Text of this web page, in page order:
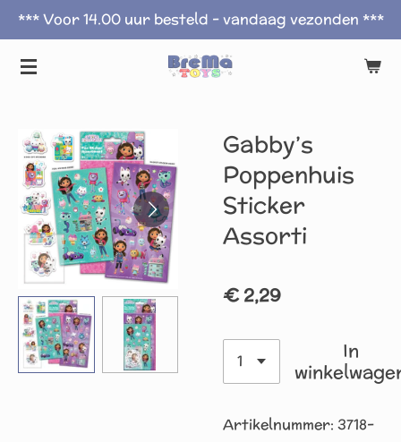
Ga
naar
*** Voor 14.00 uur besteld - vandaag vezonden ***
Gabby’s
Poppenhuis
Sticker
Assorti
€ 2,29
In
Artikelnummer: 3718-